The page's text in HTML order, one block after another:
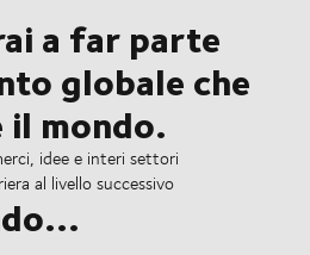
a far parte
globale che
mondo.
idee e interi settori
al livello successivo